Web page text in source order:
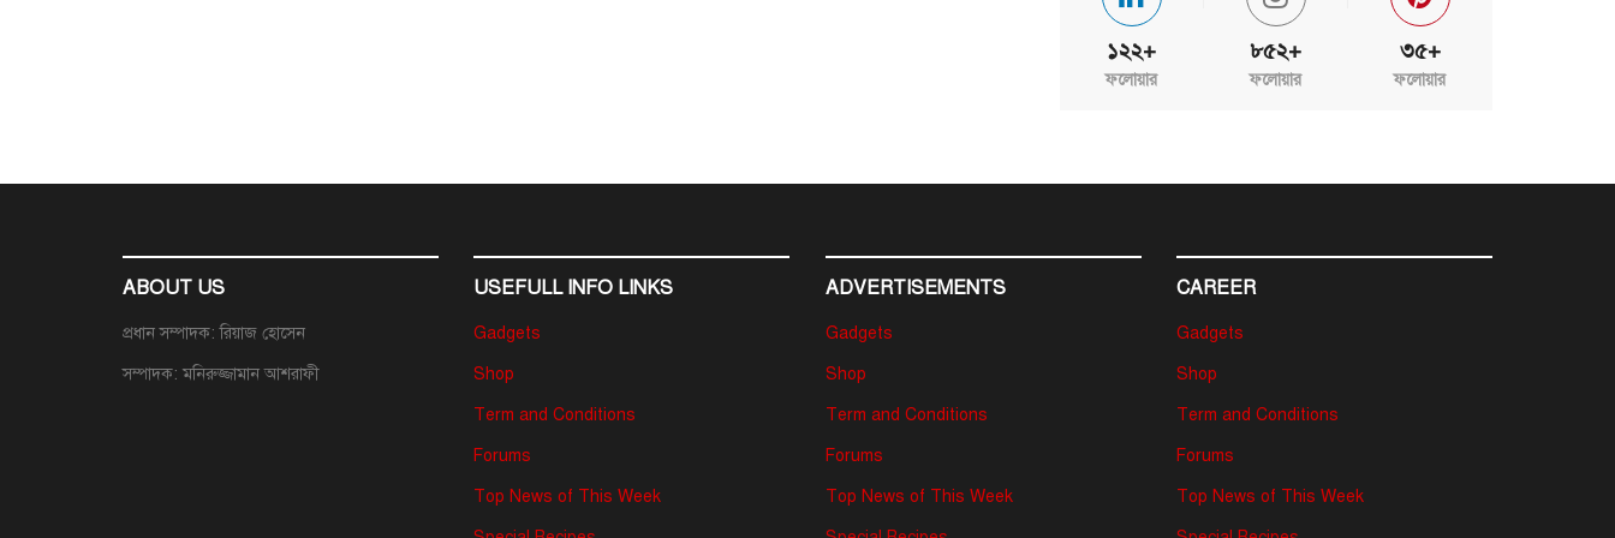
১২২+
ফলোয়ার
৮৫২+
ফলোয়ার
৩৫+
ফলোয়ার
ABOUT US
প্রধান সম্পাদক: রিয়াজ হোসেন
সম্পাদক: মনিরুজ্জামান আশরাফী
USEFULL INFO LINKS
Gadgets
Shop
Term and Conditions
Forums
Top News of This Week
ADVERTISEMENTS
Gadgets
Shop
Term and Conditions
Forums
Top News of This Week
CAREER
Gadgets
Shop
Term and Conditions
Forums
Top News of This Week